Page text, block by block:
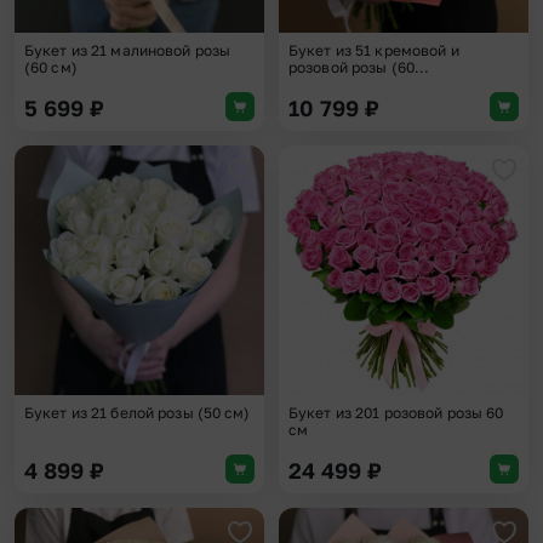
Букет из 21 малиновой розы
(60 см)
5 699 ₽
Букет из 51 кремовой и
розовой розы (60...
10 799 ₽
Добавить в избранное
Букет из 21 белой розы (50 см)
4 899 ₽
Букет из 201 розовой розы 60
см
24 499 ₽